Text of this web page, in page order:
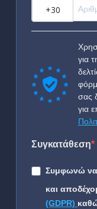
για
σας
για
Συγκατάθεση
Συμφωνώ να
και
(GDPR)